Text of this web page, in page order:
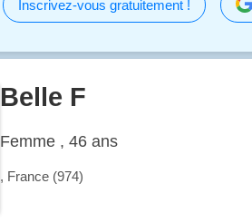
Inscrivez-vous gratuitement !
Belle F
Femme , 46 ans
, France (974)